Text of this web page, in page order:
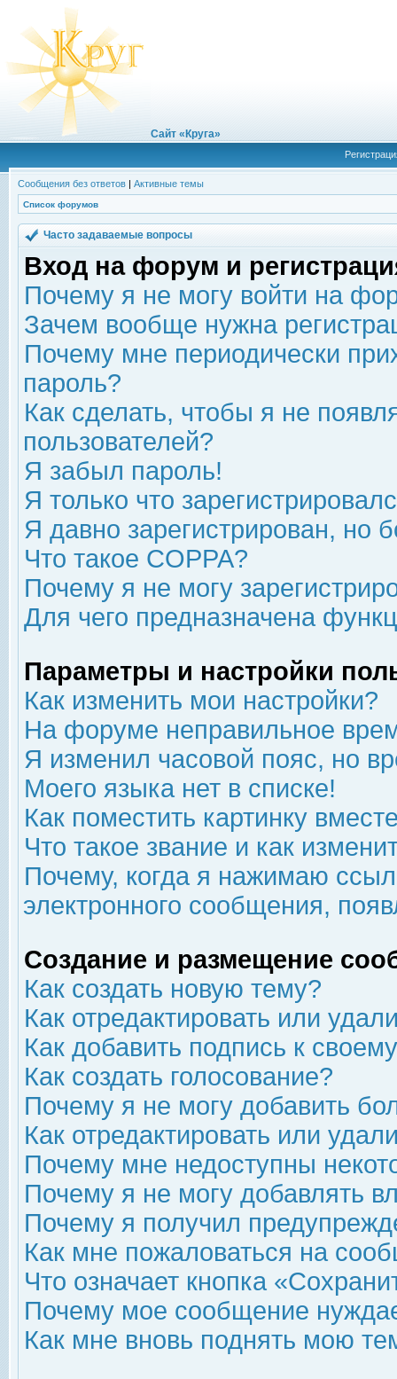
Сайт «Круга»
Сообщения без ответов | Активные темы
Список форумов
Часто задаваемые вопросы
Вход на форум и
Почему я не могу войти на
Зачем вообще нужна
Почему мне периодически
пароль?
Как сделать, чтобы я не
пользователей?
Я забыл пароль!
Я только что
Я давно зарегистрирован, но
Что такое COPPA?
Почему я не могу
Для чего предназначена
Параметры и настройки
Как изменить мои настройки?
На форуме неправильное
Я изменил часовой пояс, но
Моего языка нет в списке!
Как поместить картинку
Что такое звание и как
Почему, когда я нажимаю
электронного сообщения,
Создание и размещение
Как создать новую тему?
Как отредактировать или
Как добавить подпись к
Как создать голосование?
Почему я не могу добавить
Как отредактировать или
Почему мне недоступны
Почему я не могу добавлять
Почему я получил
Как мне пожаловаться на
Что означает кнопка
Почему мое сообщение
Как мне вновь поднять мою